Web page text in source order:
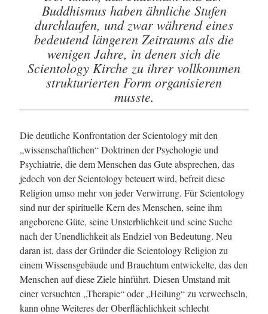
Buddhismus haben ähnliche Stufen
durchlaufen, und zwar während eines
bedeutend längeren Zeitraums als die
wenigen Jahre, in denen sich die
Scientology Kirche zu ihrer vollkommen
strukturierten Form organisieren
musste.
Die deutliche Konfrontation der Scientology mit den
„wissenschaftlichen“ Doktrinen der Psychologie und
Psychiatrie, die dem Menschen das Gute absprechen, das
jedoch von der Scientology beteuert wird, befreit diese
Religion umso mehr von jeder Verwirrung. Für Scientology
sind nur der spirituelle Kern des Menschen, seine ihm
angeborene Güte, seine Unsterblichkeit und seine Suche
nach der Unendlichkeit als Endziel von Bedeutung. Neu
daran ist, dass der Gründer die Scientology Religion zu
einem Wissensgebäude und Brauchtum entwickelte, das den
Menschen auf diese Ziele hinführt. Diesen Umstand mit
einer versuchten „Therapie“ oder „Heilung“ zu verwechseln,
kann ohne Weiteres der Oberflächlichkeit schlecht